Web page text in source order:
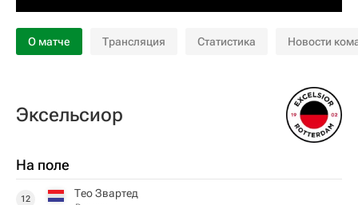
О матче Трансляция Статистика Новости
Эксельсиор
На поле
12 Тео Звартед